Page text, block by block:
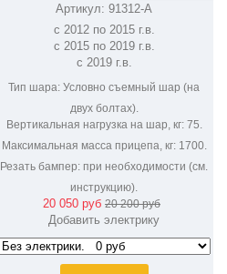
ФАРКОП НА MITSUBISHI OUTLANDER
91312-A
Артикул: 91312-A
с 2012 по 2015 г.в.
с 2015 по 2019 г.в.
c 2019 г.в.
Тип шара: Условно съемный шар (на
двух болтах).
Вертикальная нагрузка на шар, кг:75.
Максимальная масса прицепа, кг:1700.
Резать бампер: при необходимости (см.
инструкцию).
20 050 руб 20 200 руб
Добавить электрику